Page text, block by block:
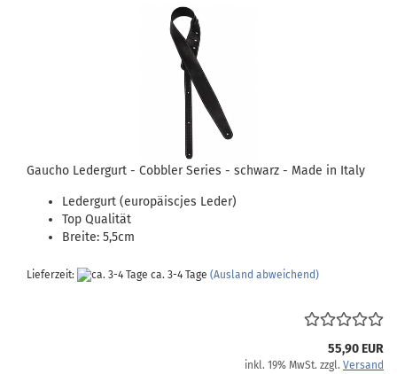
Gaucho Ledergurt - Cobbler Series - schwarz - Made in Italy
Ledergurt (europäiscjes Leder)
Top Qualität
Breite: 5,5cm
Lieferzeit: ca. 3-4 Tage (Ausland abweichend)
55,90 EUR
inkl. 19% MwSt. zzgl. Versand